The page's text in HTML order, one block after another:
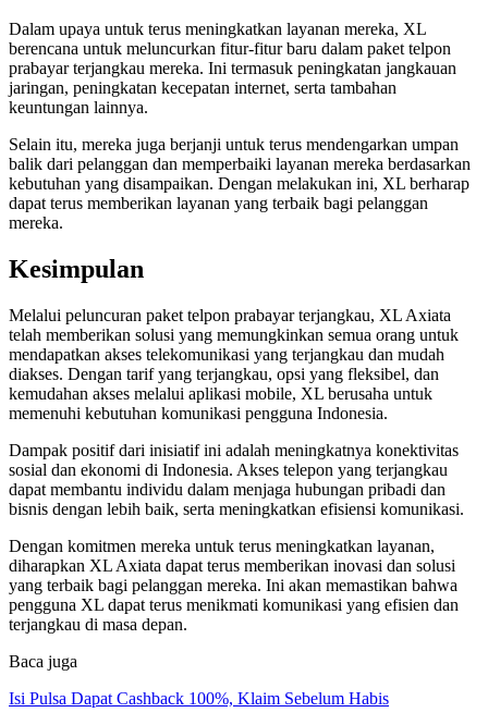
Dalam upaya untuk terus meningkatkan layanan mereka, XL
berencana untuk meluncurkan fitur-fitur baru dalam paket telpon
prabayar terjangkau mereka. Ini termasuk peningkatan jangkauan
jaringan, peningkatan kecepatan internet, serta tambahan
keuntungan lainnya.
Selain itu, mereka juga berjanji untuk terus mendengarkan umpan
balik dari pelanggan dan memperbaiki layanan mereka berdasarkan
kebutuhan yang disampaikan. Dengan melakukan ini, XL berharap
dapat terus memberikan layanan yang terbaik bagi pelanggan
mereka.
Kesimpulan
Melalui peluncuran paket telpon prabayar terjangkau, XL Axiata
telah memberikan solusi yang memungkinkan semua orang untuk
mendapatkan akses telekomunikasi yang terjangkau dan mudah
diakses. Dengan tarif yang terjangkau, opsi yang fleksibel, dan
kemudahan akses melalui aplikasi mobile, XL berusaha untuk
memenuhi kebutuhan komunikasi pengguna Indonesia.
Dampak positif dari inisiatif ini adalah meningkatnya konektivitas
sosial dan ekonomi di Indonesia. Akses telepon yang terjangkau
dapat membantu individu dalam menjaga hubungan pribadi dan
bisnis dengan lebih baik, serta meningkatkan efisiensi komunikasi.
Dengan komitmen mereka untuk terus meningkatkan layanan,
diharapkan XL Axiata dapat terus memberikan inovasi dan solusi
yang terbaik bagi pelanggan mereka. Ini akan memastikan bahwa
pengguna XL dapat terus menikmati komunikasi yang efisien dan
terjangkau di masa depan.
Baca juga
Isi Pulsa Dapat Cashback 100%, Klaim Sebelum Habis